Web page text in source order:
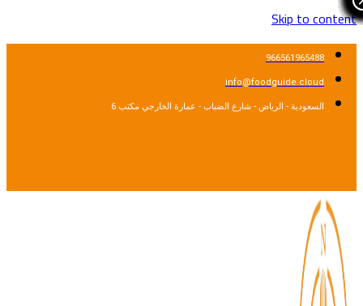
Skip to content
966561965488
info@foodguide.cloud
السعودية - الرياض - شارع الضباب - عمارة الخارجي مكتب 6